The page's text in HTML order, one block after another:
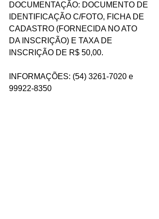
DOCUMENTAÇÃO: DOCUMENTO DE
IDENTIFICAÇÃO C/FOTO, FICHA DE
CADASTRO (FORNECIDA NO ATO
DA INSCRIÇÃO) E TAXA DE
INSCRIÇÃO DE R$ 50,00.
INFORMAÇÕES: (54) 3261-7020 e
99922-8350